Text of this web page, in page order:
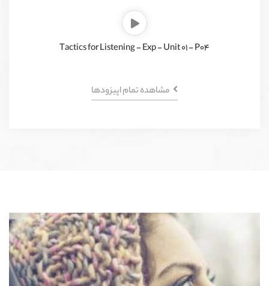
Tactics for Listening - Exp - Unit 01 - P04